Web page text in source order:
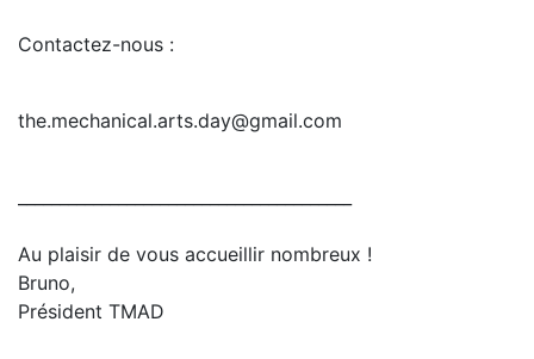
Contactez-nous :
the.mechanical.arts.day@gmail.com
Au plaisir de vous accueillir nombreux !
Bruno,
Président TMAD